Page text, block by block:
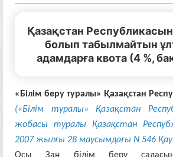
Қазақстан
болып табылмайтын
адамдарға квота (4 %,
«Білім беру туралы» Қазақстан
(«Білім туралы» Қазақстан
жобасы туралы Қазақстан
2007 жылғы 28 маусымдағы N 546